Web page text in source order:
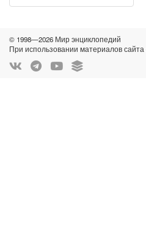
© 1998—2026 Мир энциклопедий
При использовании материалов